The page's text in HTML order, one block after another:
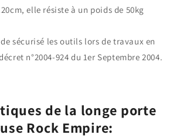
elle résiste à un poids de 50kg
sécurisé les outils lors de travaux en
n°2004-924 du 1er Septembre 2004.
de la longe porte
Rock Empire: